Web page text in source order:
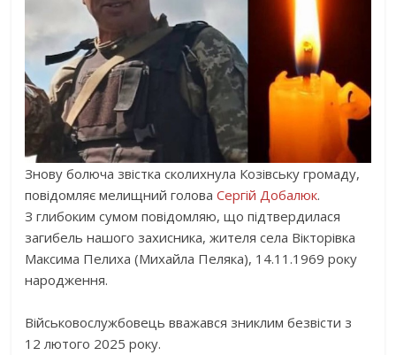
Знову болюча звістка сколихнула Козівську громаду,
повідомляє мелищний головаСергій Добалюк.
З глибоким сумом повідомляю, що підтвердилася
загибель нашого захисника, жителя села Вікторівка
Максима Пелиха (Михайла Пеляка), 14.11.1969 року
народження.
Військовослужбовець вважався зниклим безвісти з
12 лютого 2025 року.